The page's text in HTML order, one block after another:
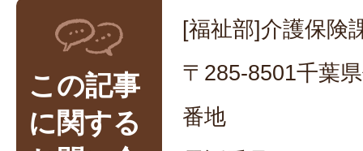
この記事
に関する
[福祉部]介護保険
〒285-8501千葉
番地